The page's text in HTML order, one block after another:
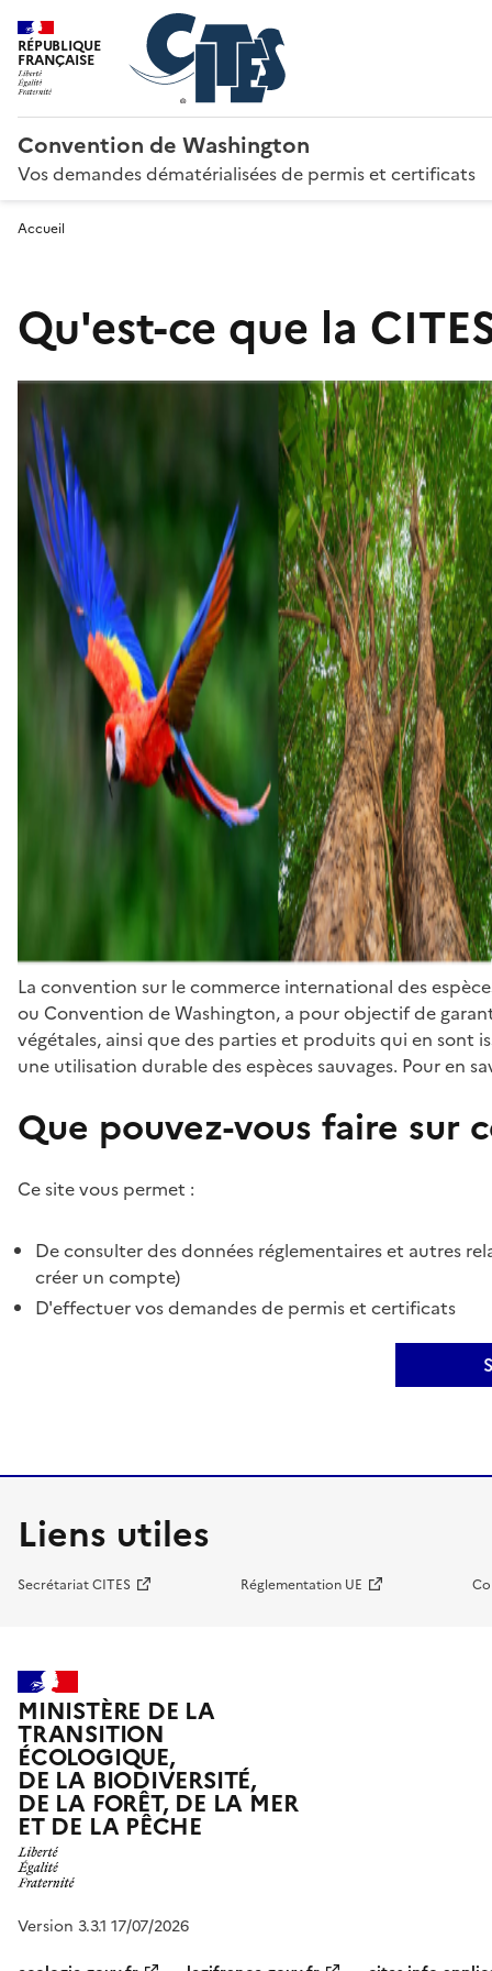
RÉPUBLIQUE
FRANÇAISE
Convention de Washington
Vos demandes dématérialisées de permis et certificats
Accueil
Qu'est-ce que la
La convention sur le commerce international des
ou Convention de Washington, a pour objectif de
végétales, ainsi que des parties et produits qui en sont
une utilisation durable des espèces sauvages. Pour en
Que pouvez-vous faire sur
Ce site vous permet :
De consulter des données réglementaires et autres
créer un compte)
D'effectuer vos demandes de permis et certificats
Liens utiles
Secrétariat CITES Réglementation UE
MINISTÈRE DE LA
TRANSITION
ÉCOLOGIQUE,
DE LA BIODIVERSITÉ,
DE LA FORÊT, DE LA MER
ET DE LA PÊCHE
Version 3.3.1 17/07/2026